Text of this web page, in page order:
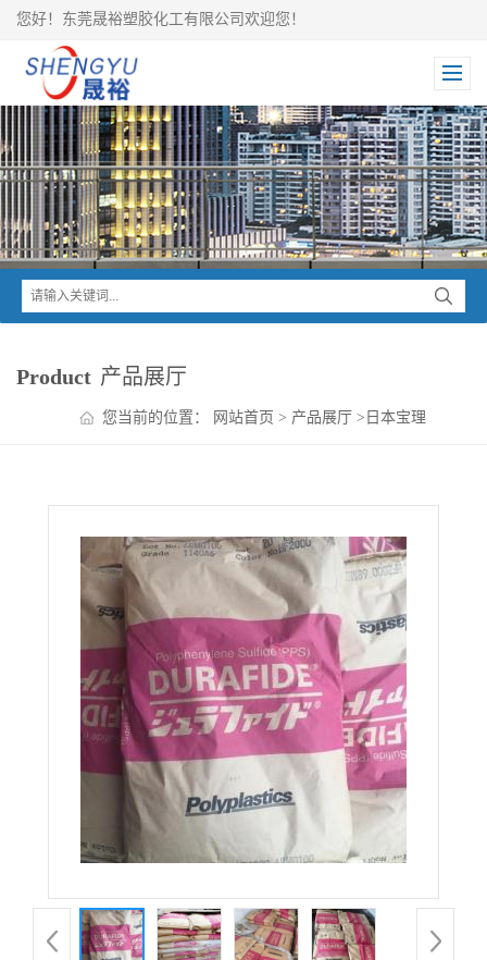
您好！东莞晟裕塑胶化工有限公司欢迎您！
Product 产品展厅
您当前的位置： 网站首页 > 产品展厅 > 日本宝理